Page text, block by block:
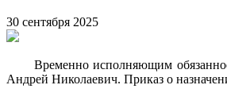
30 сентября 2025
Временно исполняющим
Андрей Николаевич. Приказ о